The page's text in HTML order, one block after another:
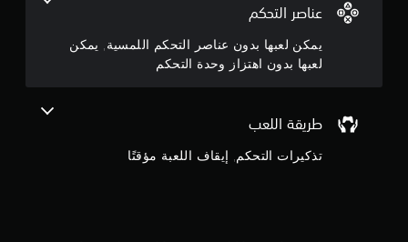
م
م
عناصر التحكم
يمكن لعبها بدون عناصر التحكم اللمسية, يمكن
لعبها بدون اهتزاز وحدة التحكم
طريقة اللعب
تذكيرات التحكم, إيقاف اللعبة مؤقتًا